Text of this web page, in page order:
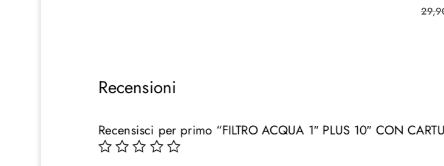
Recensioni
Recensisci per primo “FILTRO ACQUA 1″ PLUS 10″ CON